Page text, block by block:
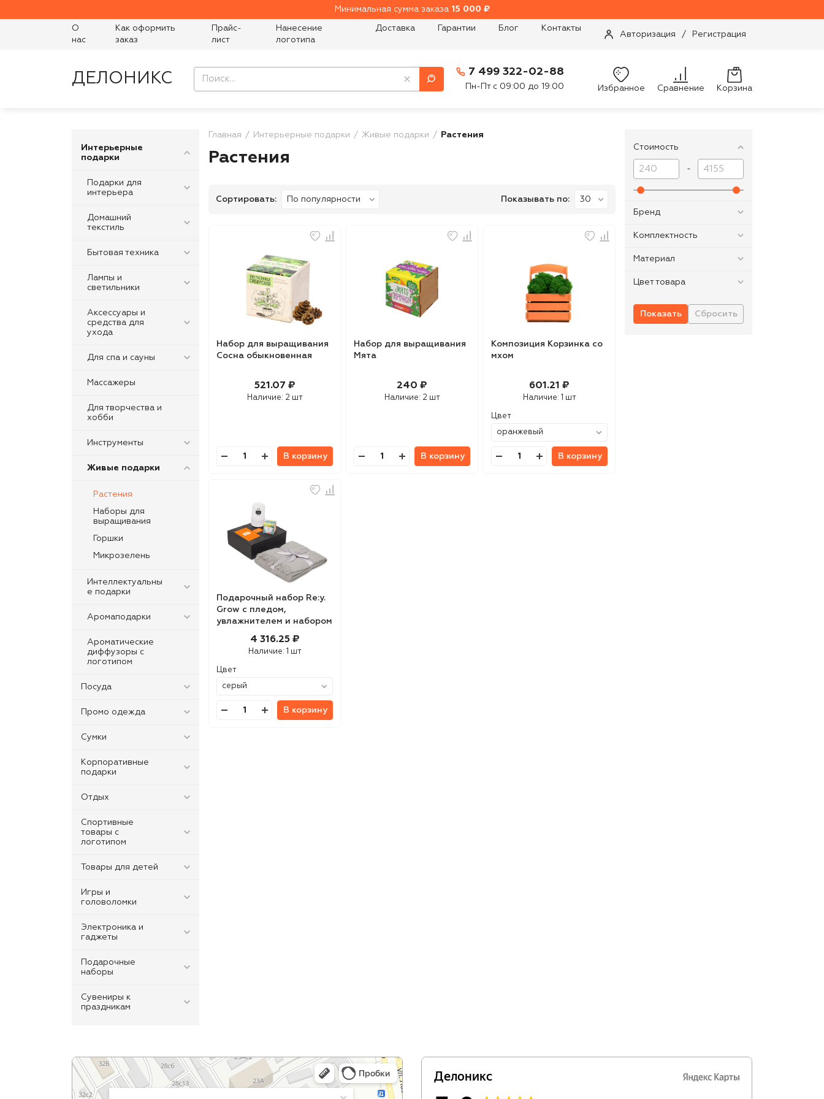
Минимальная сумма заказа 15 000 ₽
О
нас
Как оформить
заказ
Прайс-
лист
Нанесение
логотипа
Доставка Гарантии Блог Контакты
Авторизация / Регистрация
ДЕЛОНИКС 7 499 322-02-88
Пн-Пт с 09:00 до 19:00 Избранное Сравнение Корзина
Интерьерные
подарки
Подарки для
интерьера
Домашний
текстиль
Бытовая техника
Лампы и
светильники
Аксессуары и
средства для
ухода
Для спа и сауны
Массажеры
Для творчества и
хобби
Инструменты
Живые подарки
Растения
Наборы для
выращивания
Горшки
Микрозелень
Интеллектуальны
е подарки
Аромаподарки
Ароматические
диффузоры с
логотипом
Посуда
Промо одежда
Сумки
Корпоративные
подарки
Отдых
Спортивные
товары с
логотипом
Товары для детей
Игры и
головоломки
Электроника и
гаджеты
Подарочные
наборы
Сувениры к
праздникам
Главная Интерьерные подарки Живые подарки Растения
Растения
Сортировать: Показывать по:
Набор для выращивания
Сосна обыкновенная
521.07 ₽
Наличие: 2 шт
В корзину
Набор для выращивания
Мята
240 ₽
Наличие: 2 шт
В корзину
Композиция Корзинка со
мхом
601.21 ₽
Наличие: 1 шт
Цвет
В корзину
Подарочный набор Re:y.
Grow с пледом,
увлажнителем и набором
для выращивания
4 316.25 ₽
Наличие: 1 шт
Цвет
В корзину
Стоимость
-
Бренд
Комплектность
Материал
Цвет товара